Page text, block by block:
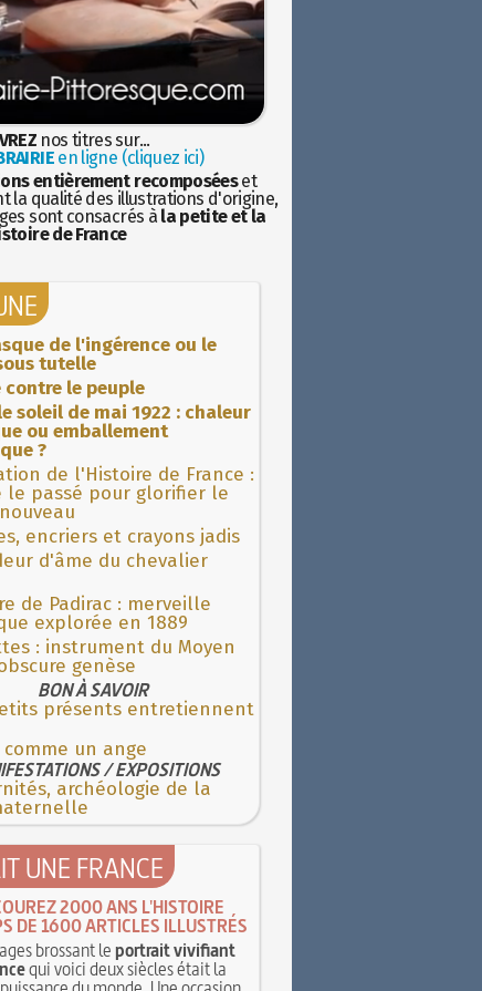
nos titres sur...
en ligne (cliquez ici)
entièrement recomposéeset
la qualité des illustrations d'origine,
sont consacrés à la petite et la
de France
de l'ingérence ou le
tutelle
contre le peuple
soleil de mai 1922 : chaleur
ou emballement
?
de l'Histoire de France :
le passé pour glorifier le
encriers et crayons jadis
d'âme du chevalier
de Padirac : merveille
explorée en 1889
: instrument du Moyen
genèse
BON À SAVOIR
présents entretiennent
comme un ange
/ EXPOSITIONS
archéologie de la
UNE FRANCE
2000 ANS L'HISTOIRE
DE 1600 ARTICLES ILLUSTRÉS
brossant leportrait vivifiant
qui voici deux siècles était la